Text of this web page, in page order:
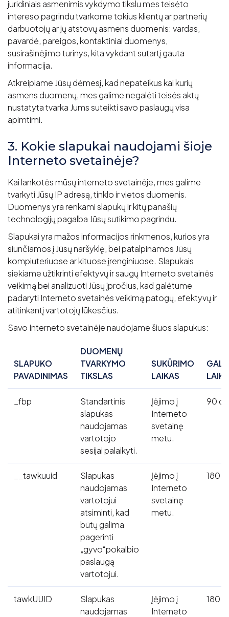
juridiniais asmenimis vykdymo tikslu mes teisėto
intereso pagrindu tvarkome tokius klientų ar partnerių
darbuotojų ar jų atstovų asmens duomenis: vardas,
pavardė, pareigos, kontaktiniai duomenys,
susirašinėjimo turinys, kita vykdant sutartį gauta
informacija.
Atkreipiame Jūsų dėmesį, kad nepateikus kai kurių
asmens duomenų, mes galime negalėti teisės aktų
nustatyta tvarka Jums suteikti savo paslaugų visa
apimtimi.
3. Kokie slapukai naudojami šioje
Interneto svetainėje?
Kai lankotės mūsų interneto svetainėje, mes galime
tvarkyti Jūsų IP adresą, tinklo ir vietos duomenis.
Duomenys yra renkami slapukų ir kitų panašių
technologijų pagalba Jūsų sutikimo pagrindu.
Slapukai yra mažos informacijos rinkmenos, kurios yra
siunčiamos į Jūsų naršyklę, bei patalpinamos Jūsų
kompiuteriuose ar kituose įrenginiuose. Slapukais
siekiame užtikrinti efektyvų ir saugų Interneto svetainės
veikimą bei analizuoti Jūsų įpročius, kad galėtume
padaryti Interneto svetainės veikimą patogų, efektyvų ir
atitinkantį vartotojų lūkesčius.
Savo Interneto svetainėje naudojame šiuos slapukus:
SLAPUKO
PAVADINIMAS
DUOMENŲ
TVARKYMO
TIKSLAS
SUKŪRIMO
LAIKAS
_fbp
Standartinis
slapukas
naudojamas
vartotojo
sesijai palaikyti.
Įėjimo į
Interneto
svetainę
metu.
90
__tawkuuid
Slapukas
naudojamas
vartotojui
atsiminti, kad
būtų galima
pagerinti
„gyvo“pokalbio
paslaugą
vartotojui.
Įėjimo į
Interneto
svetainę
metu.
180
tawkUUID
Slapukas
naudojamas
Įėjimo į
Interneto
180